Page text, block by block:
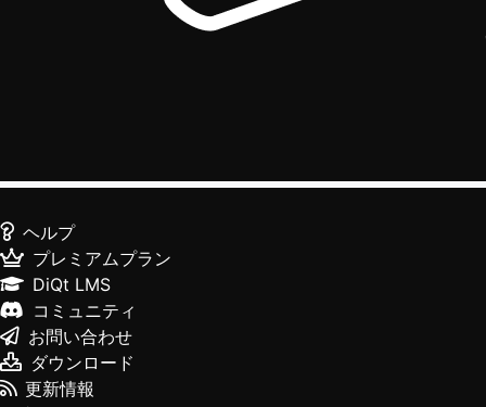
ヘルプ
プレミアムプラン
DiQt LMS
コミュニティ
お問い合わせ
ダウンロード
更新情報